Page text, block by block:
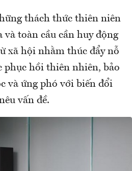
thách thức thiên niên
và toàn cầu cần huy động
xã hội nhằm thúc đẩy nỗ
phục hồi thiên nhiên, bảo
và ứng phó với biến đổi
vấn đề.